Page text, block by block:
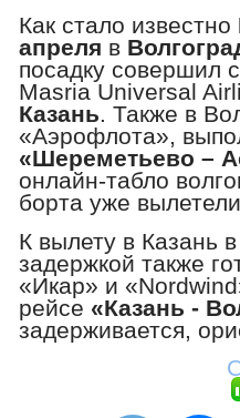
Как стало известно
апреля в
посадку совершил
Masria Universal
Казань. Также в
«Аэрофлота»,
«Шереметьево –
онлайн-табло
борта уже
К вылету в Казань
задержкой также
«Икар» и
рейсе «Казань -
задерживается,